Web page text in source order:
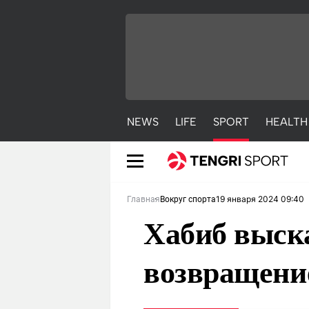
NEWS LIFE SPORT HEALTH
ГлавнаяВокруг спорта19 января 2024 09:40
Хабиб